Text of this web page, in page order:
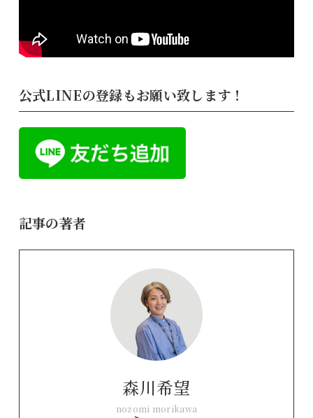
公式LINEの登録もお願い致します！
記事の著者
森川希望
nozomi morikawa